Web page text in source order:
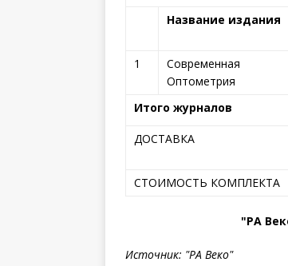
Название издания
1
Современная
Оптометрия
Итого журналов
ДОСТАВКА
СТОИМОСТЬ КОМПЛЕКТА
"РА
Источник: "РА Веко"